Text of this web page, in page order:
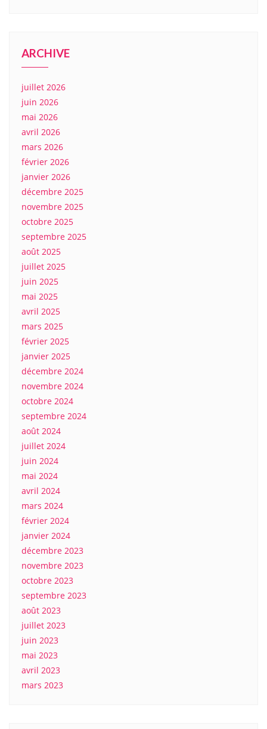
ARCHIVE
juillet 2026
juin 2026
mai 2026
avril 2026
mars 2026
février 2026
janvier 2026
décembre 2025
novembre 2025
octobre 2025
septembre 2025
août 2025
juillet 2025
juin 2025
mai 2025
avril 2025
mars 2025
février 2025
janvier 2025
décembre 2024
novembre 2024
octobre 2024
septembre 2024
août 2024
juillet 2024
juin 2024
mai 2024
avril 2024
mars 2024
février 2024
janvier 2024
décembre 2023
novembre 2023
octobre 2023
septembre 2023
août 2023
juillet 2023
juin 2023
mai 2023
avril 2023
mars 2023